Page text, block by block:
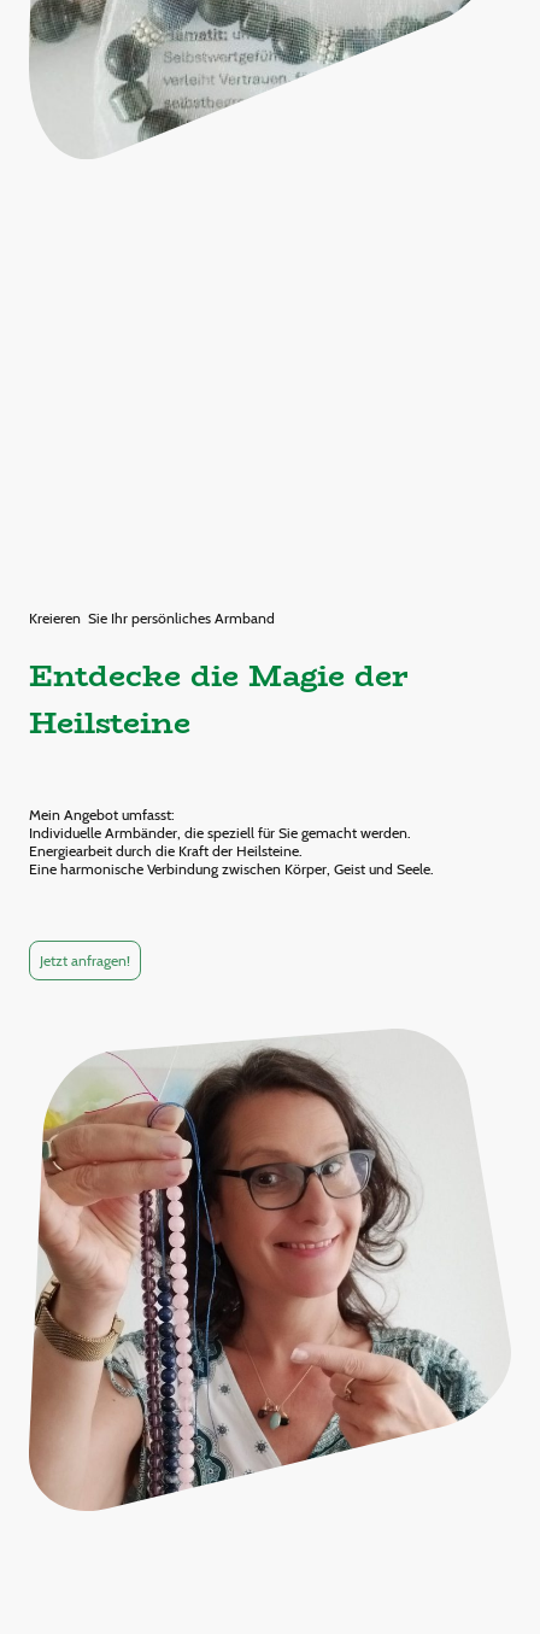
Kreieren Sie Ihr persönliches Armband
Entdecke die Magie der
Heilsteine
Mein Angebot umfasst:
Individuelle Armbänder, die speziell für Sie gemacht werden.
Energiearbeit durch die Kraft der Heilsteine.
Eine harmonische Verbindung zwischen Körper, Geist und Seele.
Jetzt anfragen!